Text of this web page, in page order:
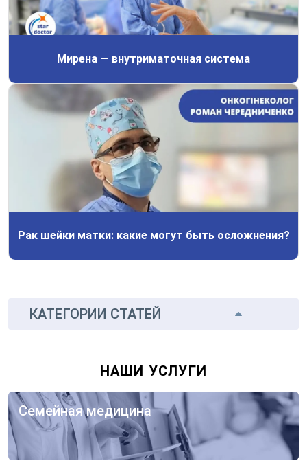
Мирена — внутриматочная система
Рак шейки матки: какие могут быть осложнения?
Рак шейки матки: какие могут быть осложнения?
КАТЕГОРИИ СТАТЕЙ
Кардиология
Неврология
Отоларингологія
НАШИ УСЛУГИ
Семейная медицина
Семейная медицина